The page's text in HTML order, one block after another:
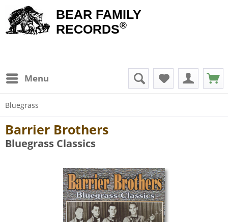
BEAR FAMILY
RECORDS®
Menu
Bluegrass
Barrier Brothers
Bluegrass Classics